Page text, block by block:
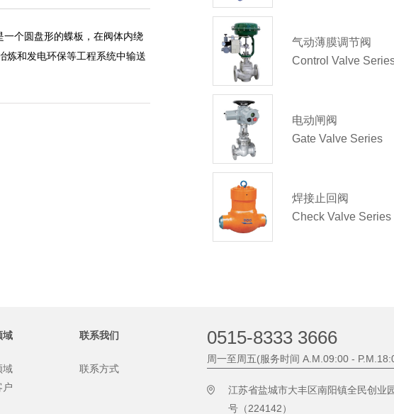
个圆盘形的蝶板，在阀体内绕
炼和发电环保等工程系统中输送
气动薄膜调节阀
Control Valve
电动闸阀
Gate Valve Series
焊接止回阀
Check Valve Series
域
域
户
联系我们
联系方式
0515-8333 3666
周一至周五(服务时间 A.M.09:00 -
江苏省盐城市大丰区南阳镇全民创业
号（224142）